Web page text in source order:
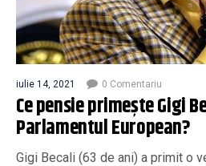
iulie 14, 2021 0 Comentariu
Ce pensie primește Gigi
Parlamentul European?
Gigi Becali (63 de ani) a primit o